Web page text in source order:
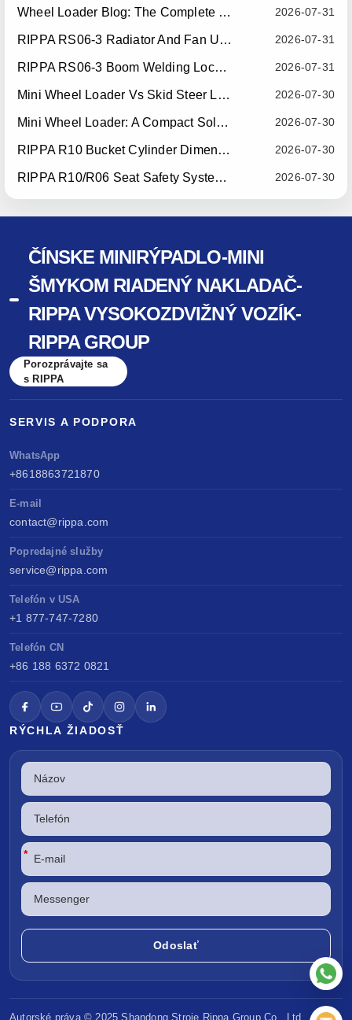
2026-07-31
Wheel Loader Blog: The Complete Guide To Wheel Loaders For Construction, Agriculture, And Material Handling
2026-07-31
RIPPA RS06-3 Radiator And Fan Upgrade — Effective July 10, 2026
2026-07-31
RIPPA RS06-3 Boom Welding Locating Bar Optimization — Effective July 15, 2026
2026-07-30
Mini Wheel Loader Vs Skid Steer Loader: Which Compact Machine Is Better For Your Business?
2026-07-30
Mini Wheel Loader: A Compact Solution For Efficient Material Handling
2026-07-30
RIPPA R10 Bucket Cylinder Dimension Optimization — Effective July 15, 2026
2026-07-30
RIPPA R10/R06 Seat Safety System Upgrade — Effective July 22, 2026
ČÍNSKE MINIRÝPADLO-MINI
ŠMYKOM RIADENÝ NAKLADAČ-
RIPPA VYSOKOZDVIŽNÝ VOZÍK-
RIPPA GROUP
Porozprávajte sa
s RIPPA
SERVIS A PODPORA
WhatsApp
+8618863721870
E-mail
contact@rippa.com
Popredajné služby
service@rippa.com
Telefón v USA
+1 877-747-7280
Telefón CN
+86 188 6372 0821
RÝCHLA ŽIADOSŤ
*
Autorské práva © 2025 ShandongStroje Rippa Group Co., Ltd